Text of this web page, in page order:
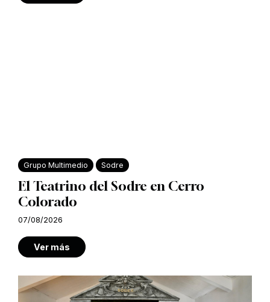
Grupo Multimedio Sodre
El Teatrino del Sodre en Cerro
Colorado
07/08/2026
Ver más